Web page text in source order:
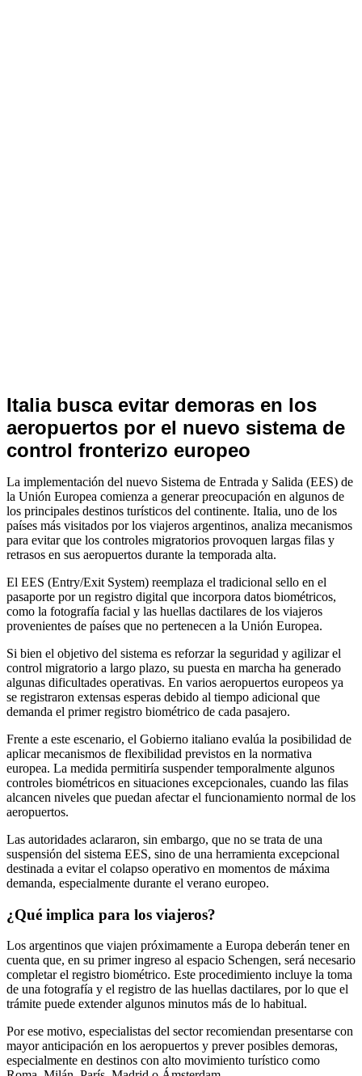
Internacionales
Italia busca evitar demoras en los
aeropuertos por el nuevo sistema de
control fronterizo europeo
La implementación del nuevo Sistema de Entrada y Salida (EES) de
la Unión Europea comienza a generar preocupación en algunos de
los principales destinos turísticos del continente. Italia, uno de los
países más visitados por los viajeros argentinos, analiza mecanismos
para evitar que los controles migratorios provoquen largas filas y
retrasos en sus aeropuertos durante la temporada alta.
El EES (Entry/Exit System) reemplaza el tradicional sello en el
pasaporte por un registro digital que incorpora datos biométricos,
como la fotografía facial y las huellas dactilares de los viajeros
provenientes de países que no pertenecen a la Unión Europea.
Si bien el objetivo del sistema es reforzar la seguridad y agilizar el
control migratorio a largo plazo, su puesta en marcha ha generado
algunas dificultades operativas. En varios aeropuertos europeos ya
se registraron extensas esperas debido al tiempo adicional que
demanda el primer registro biométrico de cada pasajero.
Frente a este escenario, el Gobierno italiano evalúa la posibilidad de
aplicar mecanismos de flexibilidad previstos en la normativa
europea. La medida permitiría suspender temporalmente algunos
controles biométricos en situaciones excepcionales, cuando las filas
alcancen niveles que puedan afectar el funcionamiento normal de los
aeropuertos.
Las autoridades aclararon, sin embargo, que no se trata de una
suspensión del sistema EES, sino de una herramienta excepcional
destinada a evitar el colapso operativo en momentos de máxima
demanda, especialmente durante el verano europeo.
¿Qué implica para los viajeros?
Los argentinos que viajen próximamente a Europa deberán tener en
cuenta que, en su primer ingreso al espacio Schengen, será necesario
completar el registro biométrico. Este procedimiento incluye la toma
de una fotografía y el registro de las huellas dactilares, por lo que el
trámite puede extender algunos minutos más de lo habitual.
Por ese motivo, especialistas del sector recomiendan presentarse con
mayor anticipación en los aeropuertos y prever posibles demoras,
especialmente en destinos con alto movimiento turístico como